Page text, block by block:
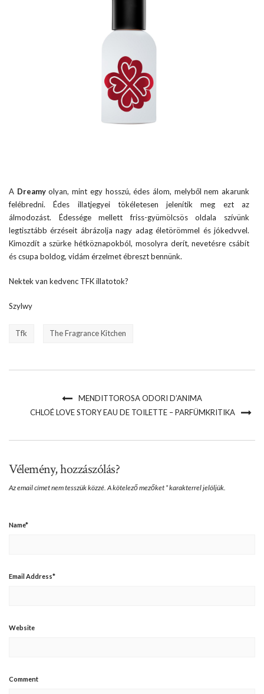
A Dreamyolyan, mint egy hosszú, édes álom, melyből nem akarunk
felébredni. Édes illatjegyei tökéletesen jelenítik meg ezt az
álmodozást. Édessége mellett friss-gyümölcsös oldala szívünk
legtisztább érzéseit ábrázolja nagy adag életörömmel és jókedvvel.
Kimozdít a szürke hétköznapokból, mosolyra derít, nevetésre csábít
és csupa boldog, vidám érzelmet ébreszt bennünk.
Nektek van kedvenc TFK illatotok?
Szylwy
Tfk The Fragrance Kitchen
MENDITTOROSA ODORI D’ANIMA
CHLOÉ LOVE STORY EAU DE TOILETTE – PARFÜMKRITIKA
Vélemény, hozzászólás?
Az email címet nem tesszük közzé.A kötelező mezőket *karakterrel jelöljük.
Name*
Email Address*
Website
Comment